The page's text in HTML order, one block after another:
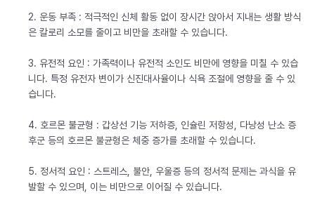
2. 운동 부족 : 적극적인 신체 활동 없이 장시간 앉아서 지내는 생활 방식
은 칼로리 소모를 줄이고 비만을 초래할 수 있습니다.
3. 유전적 요인 : 가족력이나 유전적 소인도 비만에 영향을 미칠 수 있습
니다. 특정 유전자 변이가 신진대사율이나 식욕 조절에 영향을 줄 수 있
습니다.
4. 호르몬 불균형 : 갑상선 기능 저하증, 인슐린 저항성, 다낭성 난소 증
후군 등의 호르몬 불균형은 체중 증가를 초래할 수 있습니다.
5. 정서적 요인 : 스트레스, 불안, 우울증 등의 정서적 문제는 과식을 유
발할 수 있으며, 이는 비만으로 이어질 수 있습니다.